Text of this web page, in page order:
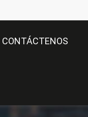
CONTÁCTENOS